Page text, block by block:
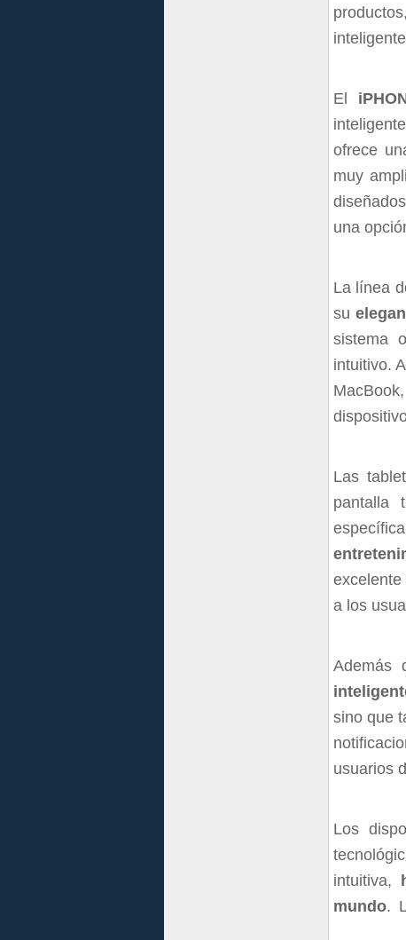
El
ofrece
muy
diseñados
una
La línea
su
sistema
intuitivo.
Las
pantalla
a los
Además
sino que
usuarios
Los
intuitiva,
mundo.